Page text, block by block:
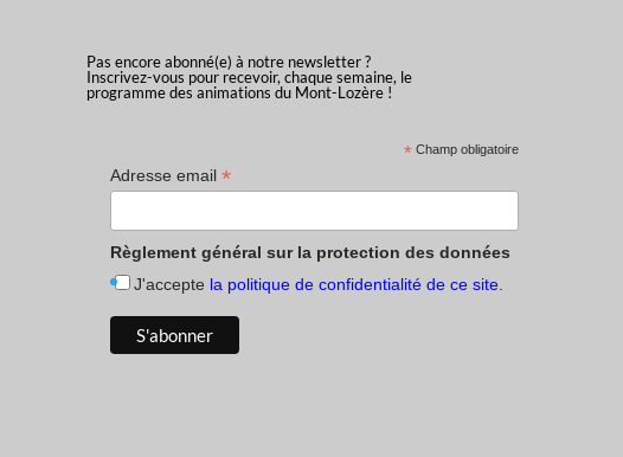
Pas encore abonné(e) à notre newsletter ?
Inscrivez-vous pour recevoir, chaque semaine, le
programme des animations du Mont-Lozère !
* Champ obligatoire
Adresse email *
Règlement général sur la protection des données
J'accepte la politique de confidentialité de ce site.